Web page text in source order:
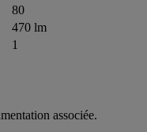
80
470 lm
1
associée.